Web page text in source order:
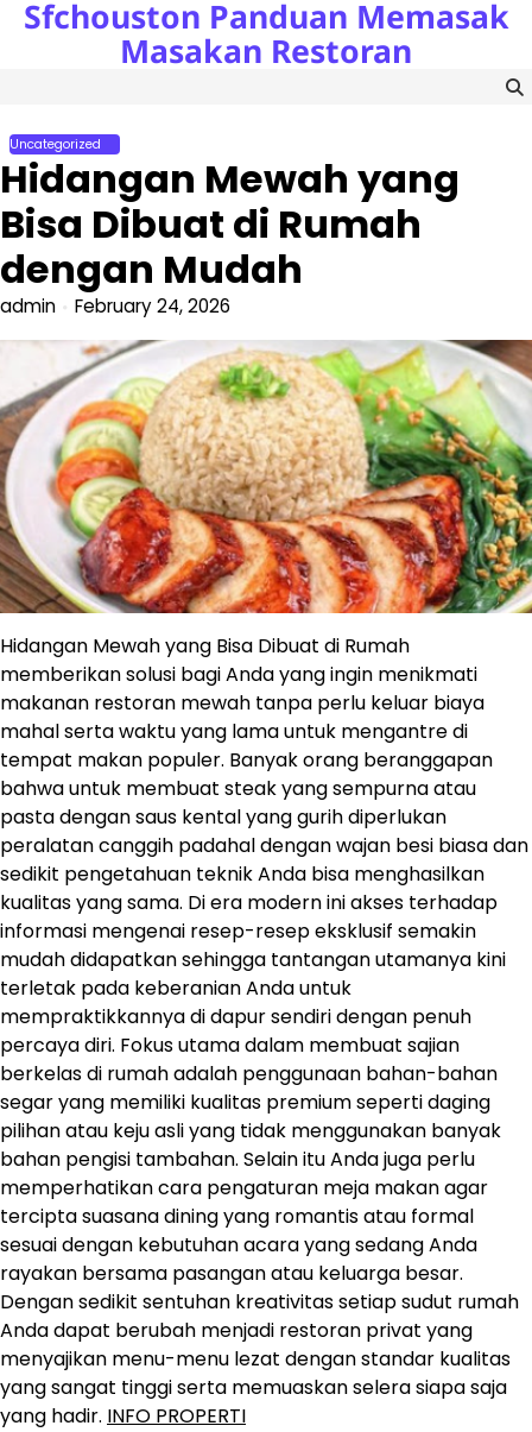
SkipSfchouston Panduan Memasak
Masakan Restoran
Uncategorized
Hidangan Mewah yang
Bisa Dibuat di Rumah
dengan Mudah
admin February 24, 2026
Hidangan Mewah yang Bisa Dibuat di Rumah
memberikan solusi bagi Anda yang ingin menikmati
makanan restoran mewah tanpa perlu keluar biaya
mahal serta waktu yang lama untuk mengantre di
tempat makan populer. Banyak orang beranggapan
bahwa untuk membuat steak yang sempurna atau
pasta dengan saus kental yang gurih diperlukan
peralatan canggih padahal dengan wajan besi biasa dan
sedikit pengetahuan teknik Anda bisa menghasilkan
kualitas yang sama. Di era modern ini akses terhadap
informasi mengenai resep-resep eksklusif semakin
mudah didapatkan sehingga tantangan utamanya kini
terletak pada keberanian Anda untuk
mempraktikkannya di dapur sendiri dengan penuh
percaya diri. Fokus utama dalam membuat sajian
berkelas di rumah adalah penggunaan bahan-bahan
segar yang memiliki kualitas premium seperti daging
pilihan atau keju asli yang tidak menggunakan banyak
bahan pengisi tambahan. Selain itu Anda juga perlu
memperhatikan cara pengaturan meja makan agar
tercipta suasana dining yang romantis atau formal
sesuai dengan kebutuhan acara yang sedang Anda
rayakan bersama pasangan atau keluarga besar.
Dengan sedikit sentuhan kreativitas setiap sudut rumah
Anda dapat berubah menjadi restoran privat yang
menyajikan menu-menu lezat dengan standar kualitas
yang sangat tinggi serta memuaskan selera siapa saja
yang hadir. INFO PROPERTI